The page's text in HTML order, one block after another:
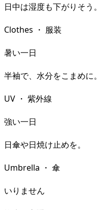
日中は湿度も下がりそう。
Clothes ・ 服装
暑い一日
半袖で、水分をこまめに。
UV ・ 紫外線
強い一日
日傘や日焼け止めを。
Umbrella ・ 傘
いりません